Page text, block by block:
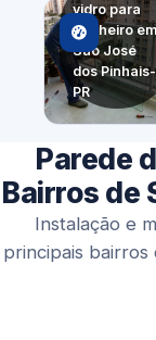
vidro para
banheiro em
São José
dos Pinhais-
PR
Parede
Bairros de
Instalação e
principais bairros